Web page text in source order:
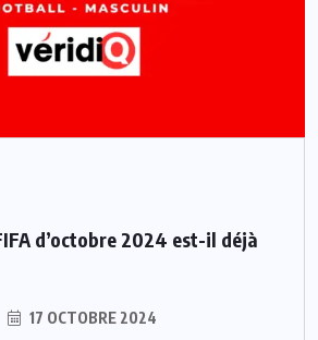
d’octobre 2024 est-il déjà
17 OCTOBRE 2024